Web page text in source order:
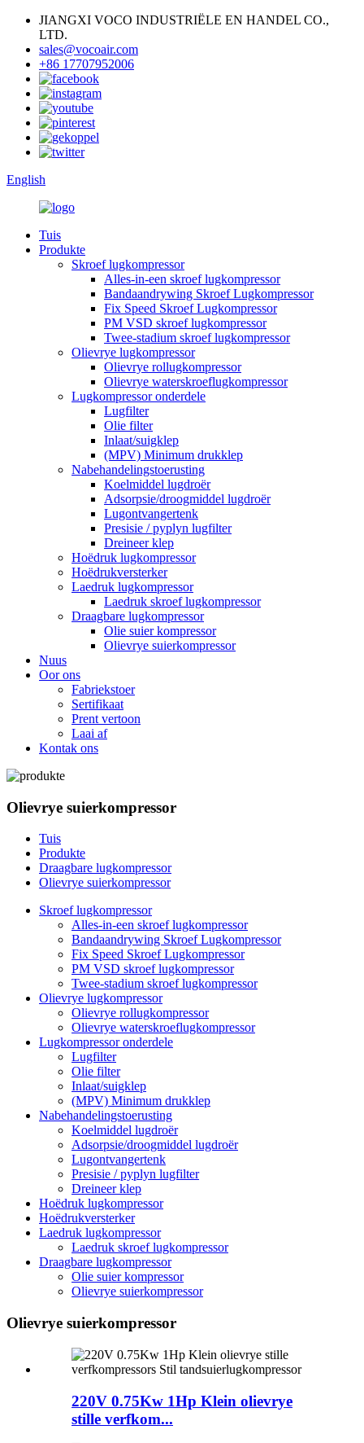
JIANGXI VOCO INDUSTRIËLE EN HANDEL CO.,
LTD.
sales@vocoair.com
+86 17707952006
English
Tuis
Produkte
Skroef lugkompressor
Alles-in-een skroef lugkompressor
Bandaandrywing Skroef Lugkompressor
Fix Speed ​​Skroef Lugkompressor
PM VSD skroef lugkompressor
Twee-stadium skroef lugkompressor
Olievrye lugkompressor
Olievrye rollugkompressor
Olievrye waterskroeflugkompressor
Lugkompressor onderdele
Lugfilter
Olie filter
Inlaat/suigklep
(MPV) Minimum drukklep
Nabehandelingstoerusting
Koelmiddel lugdroër
Adsorpsie/droogmiddel lugdroër
Lugontvangertenk
Presisie / pyplyn lugfilter
Dreineer klep
Hoëdruk lugkompressor
Hoëdrukversterker
Laedruk lugkompressor
Laedruk skroef lugkompressor
Draagbare lugkompressor
Olie suier kompressor
Olievrye suierkompressor
Nuus
Oor ons
Fabriekstoer
Sertifikaat
Prent vertoon
Laai af
Kontak ons
Olievrye suierkompressor
Tuis
Produkte
Draagbare lugkompressor
Olievrye suierkompressor
Skroef lugkompressor
Alles-in-een skroef lugkompressor
Bandaandrywing Skroef Lugkompressor
Fix Speed ​​Skroef Lugkompressor
PM VSD skroef lugkompressor
Twee-stadium skroef lugkompressor
Olievrye lugkompressor
Olievrye rollugkompressor
Olievrye waterskroeflugkompressor
Lugkompressor onderdele
Lugfilter
Olie filter
Inlaat/suigklep
(MPV) Minimum drukklep
Nabehandelingstoerusting
Koelmiddel lugdroër
Adsorpsie/droogmiddel lugdroër
Lugontvangertenk
Presisie / pyplyn lugfilter
Dreineer klep
Hoëdruk lugkompressor
Hoëdrukversterker
Laedruk lugkompressor
Laedruk skroef lugkompressor
Draagbare lugkompressor
Olie suier kompressor
Olievrye suierkompressor
Olievrye suierkompressor
220V 0.75Kw 1Hp Klein olievrye
stille verfkom...